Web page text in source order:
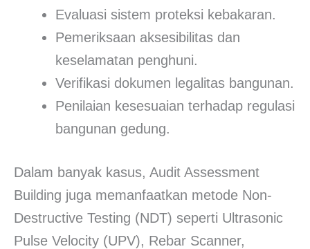
Evaluasi sistem proteksi kebakaran.
Pemeriksaan aksesibilitas dan
keselamatan penghuni.
Verifikasi dokumen legalitas bangunan.
Penilaian kesesuaian terhadap regulasi
bangunan gedung.
Dalam banyak kasus, Audit Assessment
Building juga memanfaatkan metode Non-
Destructive Testing (NDT) seperti Ultrasonic
Pulse Velocity (UPV), Rebar Scanner,